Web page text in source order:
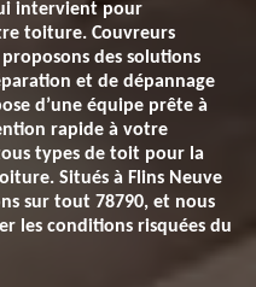
intervient pour
toiture. Couvreurs
des solutions
et de dépannage
d’une équipe prête à
rapide à votre
types de toit pour la
Situés à Flins Neuve
sur tout 78790, et nous
les conditions risquées du